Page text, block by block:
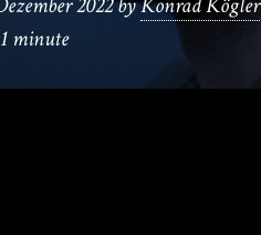
1 minute